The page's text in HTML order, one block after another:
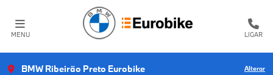
MENU LIGAR
BMW Ribeirão Preto Eurobike Alterar